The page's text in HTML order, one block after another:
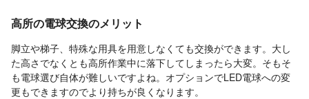
高所の電球交換のメリット
脚立や梯子、特殊な用具を用意しなくても交換ができます。大し
た高さでなくとも高所作業中に落下してしまったら大変。そもそ
も電球選び自体が難しいですよね。オプションでLED電球への変
更もできますのでより持ちが良くなります。